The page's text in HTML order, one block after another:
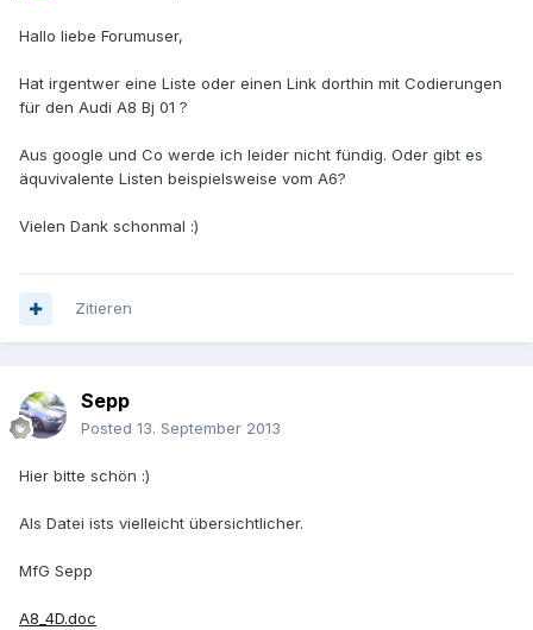
Hallo liebe Forumuser,
Hat irgentwer eine Liste oder einen Link dorthin mit Codierungen
für den Audi A8 Bj 01 ?
Aus google und Co werde ich leider nicht fündig. Oder gibt es
äquvivalente Listen beispielsweise vom A6?
Vielen Dank schonmal :)
Zitieren
Sepp
Posted 13. September 2013
Hier bitte schön :)
Als Datei ists vielleicht übersichtlicher.
MfG Sepp
A8_4D.doc